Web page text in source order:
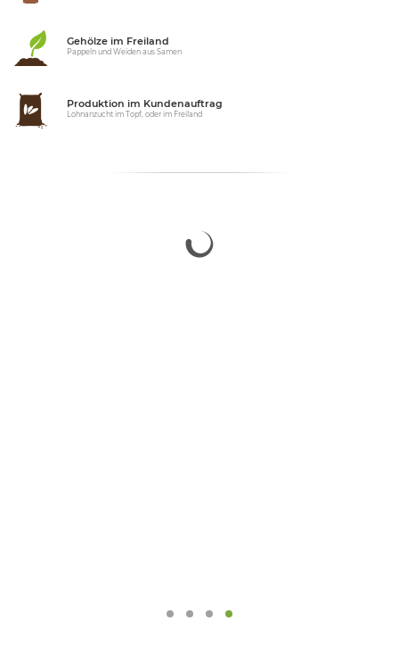
Gehölze im Freiland
Pappeln und Weiden aus Samen
Produktion im Kundenauftrag
Lohnanzucht im Topf, oder im Freiland